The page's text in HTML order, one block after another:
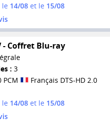
le 14/08et le 15/08
- Coffret Blu-ray
: 3
PCM
Français DTS-HD 2.0
le 14/08et le 15/08